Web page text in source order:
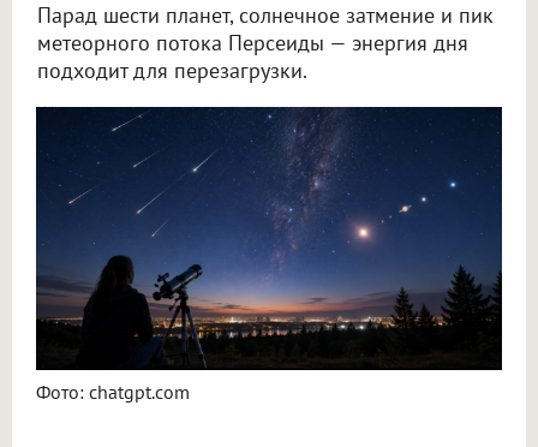
Парад шести планет, солнечное затмение и пик
метеорного потока Персеиды — энергия дня
подходит для перезагрузки.
Фото: chatgpt.com